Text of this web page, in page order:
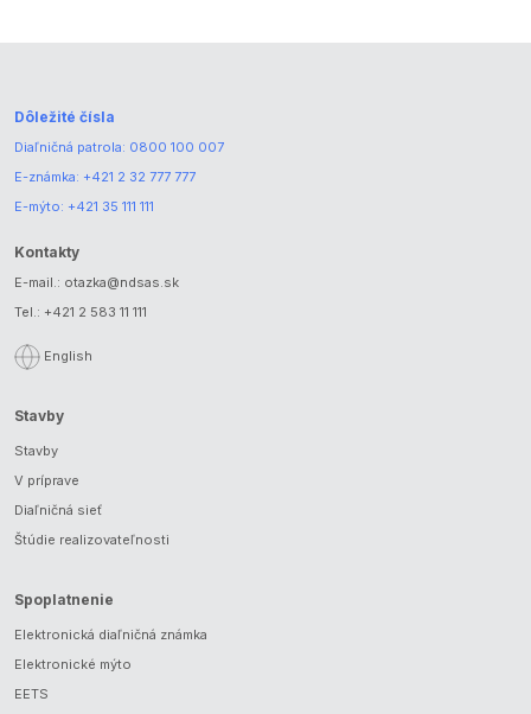
Dôležité čísla
Diaľničná patrola: 0800 100 007
E-známka: +421 2 32 777 777
E-mýto: +421 35 111 111
Kontakty
E-mail.: otazka@ndsas.sk
Tel.: +421 2 583 11 111
English
Stavby
Stavby
V príprave
Diaľničná sieť
Štúdie realizovateľnosti
Spoplatnenie
Elektronická diaľničná známka
Elektronické mýto
EETS